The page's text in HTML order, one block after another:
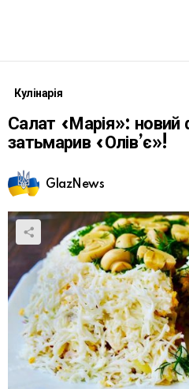
Кулінарія
Салат «Марія»: новий
затьмарив «Олів’є»!
GlazNews